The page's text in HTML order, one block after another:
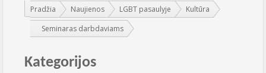
Jūs esate čia:
Pradžia Naujienos LGBT pasaulyje
Kultūra
Seminaras darbdaviams
Kategorijos